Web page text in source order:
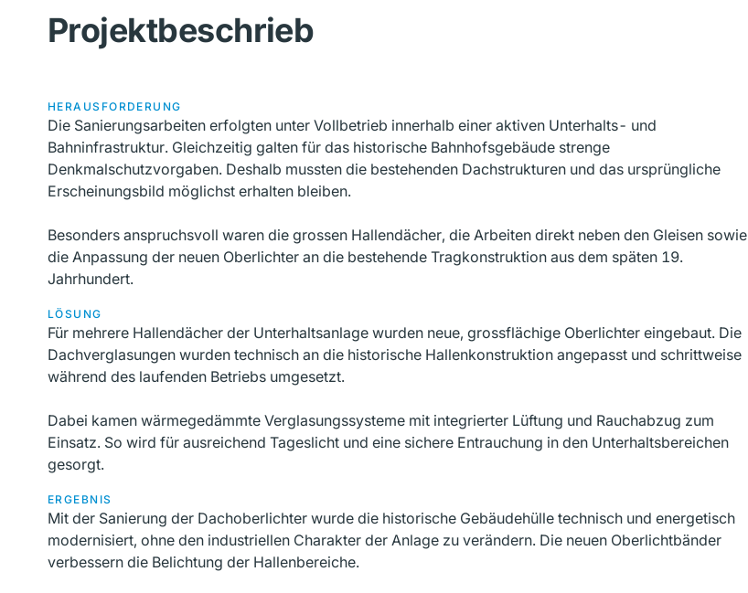
Projektbeschrieb
HERAUSFORDERUNG
Die Sanierungsarbeiten erfolgten unter Vollbetrieb innerhalb einer aktiven Unterhalts- und
Bahninfrastruktur. Gleichzeitig galten für das historische Bahnhofsgebäude strenge
Denkmalschutzvorgaben. Deshalb mussten die bestehenden Dachstrukturen und das ursprüngliche
Erscheinungsbild möglichst erhalten bleiben.
Besonders anspruchsvoll waren die grossen Hallendächer, die Arbeiten direkt neben den Gleisen sowie
die Anpassung der neuen Oberlichter an die bestehende Tragkonstruktion aus dem späten 19.
Jahrhundert.
LÖSUNG
Für mehrere Hallendächer der Unterhaltsanlage wurden neue, grossflächige Oberlichter eingebaut. Die
Dachverglasungen wurden technisch an die historische Hallenkonstruktion angepasst und schrittweise
während des laufenden Betriebs umgesetzt.
Dabei kamen wärmegedämmte Verglasungssysteme mit integrierter Lüftung und Rauchabzug zum
Einsatz. So wird für ausreichend Tageslicht und eine sichere Entrauchung in den Unterhaltsbereichen
gesorgt.
ERGEBNIS
Mit der Sanierung der Dachoberlichter wurde die historische Gebäudehülle technisch und energetisch
modernisiert, ohne den industriellen Charakter der Anlage zu verändern. Die neuen Oberlichtbänder
verbessern die Belichtung der Hallenbereiche.